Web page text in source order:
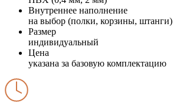
Внутреннее наполнение
на выбор (полки, корзины, штанги)
Размер
индивидуальный
Цена
указана за базовую комплектацию